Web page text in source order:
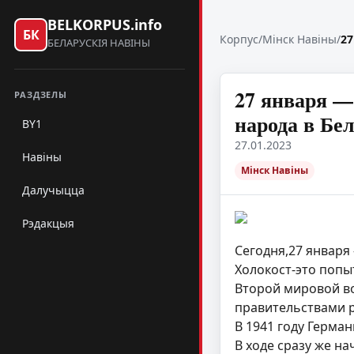
БК
BELKORPUS.info
БЕЛАРУСКІЯ НАВІНЫ
РАЗДЗЕЛЫ
BY1
Навіны
Далучыцца
Рэдакцыя
Корпус/Мінск Навіны/
27 января
народа в
27.01.2023
Мінск Навіны
Сегодня,27
Холокост-это
Второй мировой
правительствами
В 1941 году
В ходе сразу же